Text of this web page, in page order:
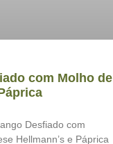
com Molho de
Desfiado com
Hellmann’s e Páprica